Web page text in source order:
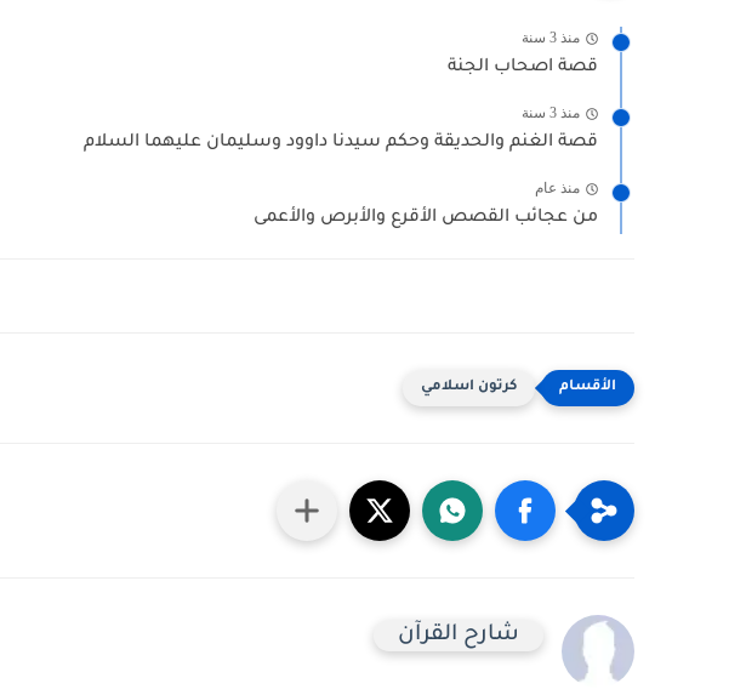
منذ 3 سنة
قصة اصحاب الجنة
منذ 3 سنة
قصة الغنم والحديقة وحكم سيدنا داوود وسليمان عليهما السلام
منذ عام
من عجائب القصص الأقرع والأبرص والأعمى
كرتون اسلامي
شارح القرآن